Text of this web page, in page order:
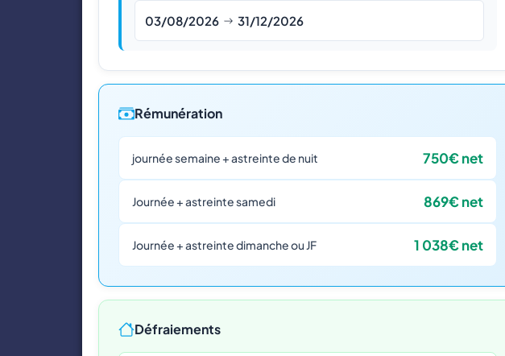
03/08/2026 31/12/2026
Rémunération
journée semaine + astreinte de nuit 750€ net
Journée + astreinte samedi 869€ net
Journée + astreinte dimanche ou JF 1 038€ net
Défraiements